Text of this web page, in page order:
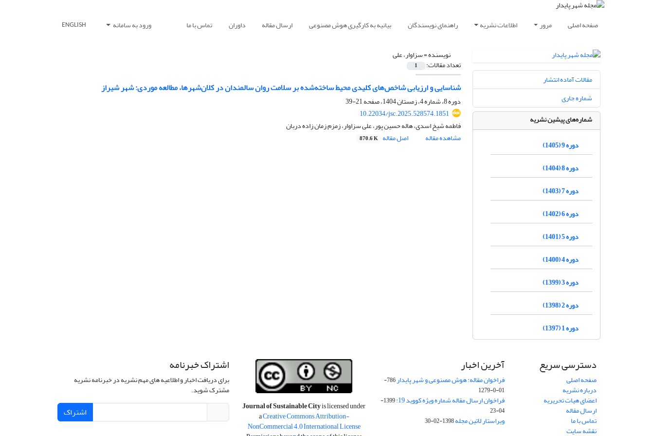
صفحه اصلی مرور اطلاعات نشریه راهنمای نویسندگان بیانیه به کارگیری هوش مصنوعی ارسال مقاله داوران تماس با ما ورود به سامانه ENGLISH
نویسنده =سزاوار، علی
تعداد مقالات: 1
شناسایی و ارزیابی شاخص‌های کلیدی محیط ساخته‌شده بر سلامت روان سالمندان در کلان‌شهرها، مطالعه موردی: شهر شیراز
دوره 8، شماره 4، زمستان 1404، صفحه
21-39
10.22034/jsc.2025.528574.1851
فاطمه شیخ اسدی، هاله حسین پور، علی سزاوار، زمزم زمان زاده دربان
مشاهده مقاله
اصل مقاله 870.6 K
مقالات آماده انتشار
شماره جاری
شماره‌های پیشین نشریه
دوره 9 (1405)
دوره 8 (1404)
دوره 7 (1403)
دوره 6 (1402)
دوره 5 (1401)
دوره 4 (1400)
دوره 3 (1399)
دوره 2 (1398)
دوره 1 (1397)
دسترسی سریع
صفحه اصلی
درباره نشریه
اعضای هیات تحریریه
ارسال مقاله
تماس با ما
نقشه سایت
آخرین اخبار
فراخوان مقاله: هوش مصنوعی و شهر پایدار
786-
01-0-1279
فراخوان ارسال مقاله شماره ویژه کووید 19:
1399-
04-23
ویراستار لاتین مجله1398-02-30
Journal of Sustainable Cityis licensed under
aCreative Commons Attribution-
NonCommercial 4.0 International License
اشتراک خبرنامه
برای دریافت اخبار و اطلاعیه های مهم نشریه در خبرنامه نشریه
مشترک شوید.
اشتراک